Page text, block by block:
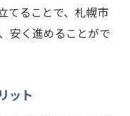
てることで、札幌市
安く進めることがで
ット